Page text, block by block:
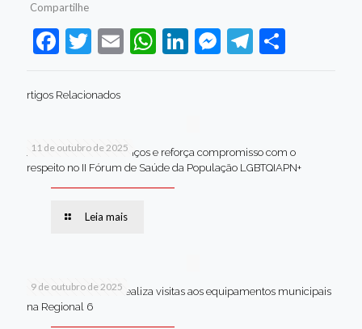
Compartilhe
Facebook
Twitter
EmailWhatsApp
LinkedIn
Messenger
Telegram
Share
rtigos Relacionados
11 de outubro de 2025
Jaboatão celebra avanços e reforça compromisso com o
respeito no II Fórum de Saúde da População LGBTQIAPN+
Leia mais
9 de outubro de 2025
Van dos secretários realiza visitas aos equipamentos municipais
na Regional 6